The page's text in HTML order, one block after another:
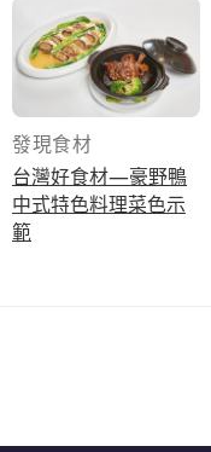
發現食材
台灣好食材—豪野鴨
中式特色料理菜色示
範